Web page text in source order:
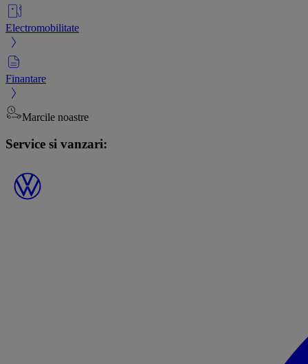
Electromobilitate
Finantare
Marcile noastre
Service si vanzari: